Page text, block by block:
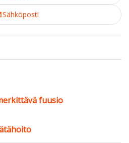
Sähköposti
fuusio